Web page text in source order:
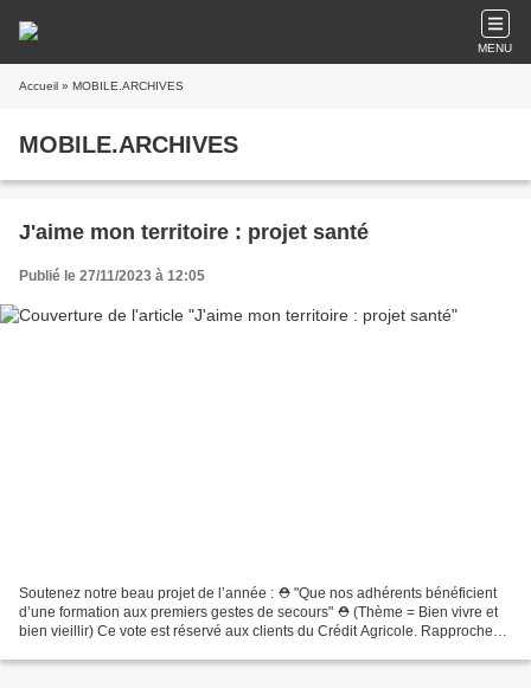
MENU
Accueil » MOBILE.ARCHIVES
MOBILE.ARCHIVES
J'aime mon territoire : projet santé
Publié le 27/11/2023 à 12:05
Soutenez notre beau projet de l’année : ⛑ "Que nos adhérents bénéficient
d’une formation aux premiers gestes de secours" ⛑ (Thème = Bien vivre et
bien vieillir) Ce vote est réservé aux clients du Crédit Agricole. Rapprochez-